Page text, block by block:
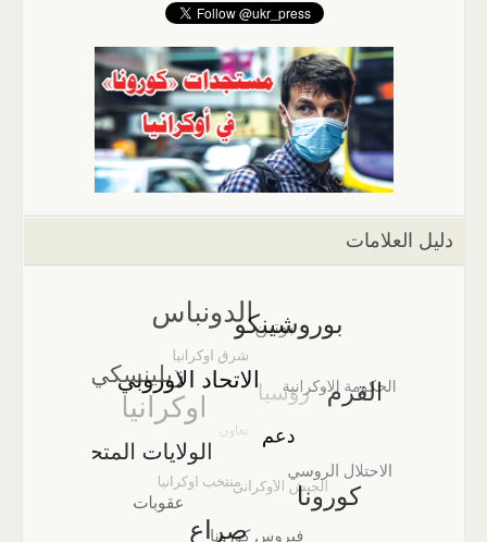
دليل العلامات